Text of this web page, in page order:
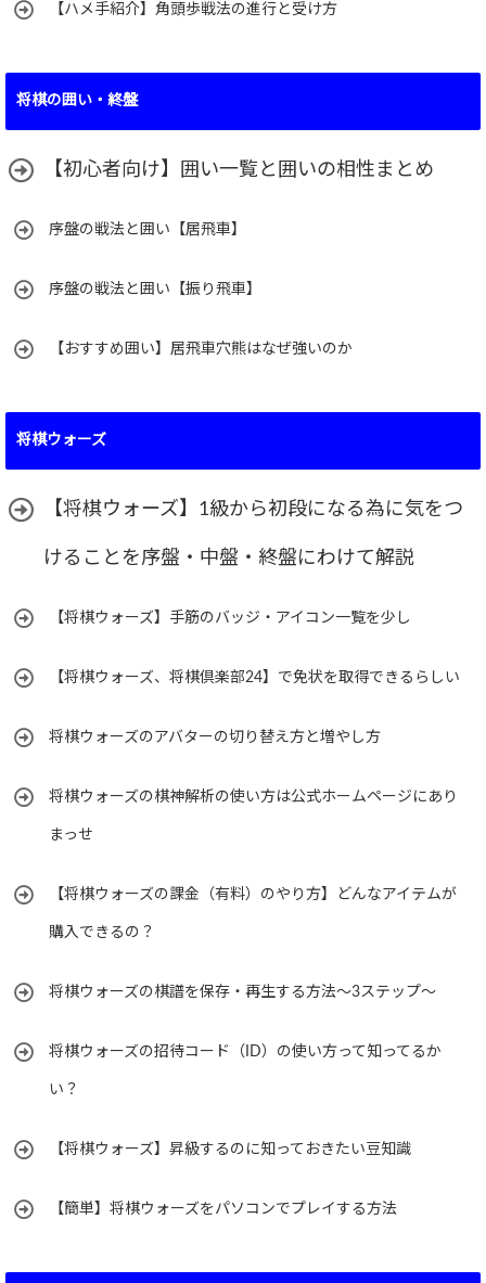
【ハメ手紹介】角頭歩戦法の進行と受け方
将棋の囲い・終盤
【初心者向け】囲い一覧と囲いの相性まとめ
序盤の戦法と囲い【居飛車】
序盤の戦法と囲い【振り飛車】
【おすすめ囲い】居飛車穴熊はなぜ強いのか
将棋ウォーズ
【将棋ウォーズ】1級から初段になる為に気をつ
けることを序盤・中盤・終盤にわけて解説
【将棋ウォーズ】手筋のバッジ・アイコン一覧を少し
【将棋ウォーズ、将棋倶楽部24】で免状を取得できるらしい
将棋ウォーズのアバターの切り替え方と増やし方
将棋ウォーズの棋神解析の使い方は公式ホームページにあり
まっせ
【将棋ウォーズの課金（有料）のやり方】どんなアイテムが
購入できるの？
将棋ウォーズの棋譜を保存・再生する方法～3ステップ～
将棋ウォーズの招待コード（ID）の使い方って知ってるか
い？
【将棋ウォーズ】昇級するのに知っておきたい豆知識
【簡単】将棋ウォーズをパソコンでプレイする方法